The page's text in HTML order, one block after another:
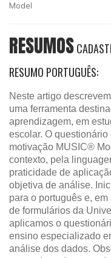
Model
RESUMOS
RESUMO PORTUGUÊS:
Neste artigo
uma ferramenta
aprendizagem, em
escolar. O
motivação MUSIC®
contexto, pela
praticidade de
objetiva de análise.
para o português e,
de formulários da
aplicamos o
ensino especializado
análise dos dados.